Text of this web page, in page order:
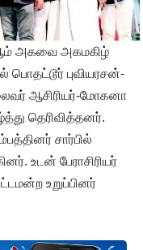
அகவை அகமகிழ்
பொதட்டூர் புவியரசன்-
ஆசிரியர்-மோகனா
தெரிவித்தனர்.
சார்பில்
உடன் பேராசிரியர்
உறுப்பினர்